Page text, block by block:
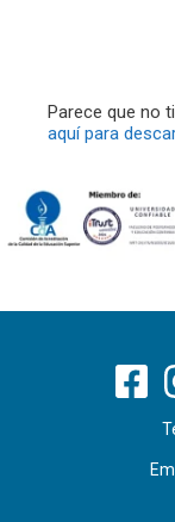
Parece que no
aquí para